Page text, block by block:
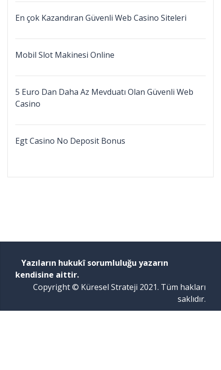
En çok Kazandıran Güvenli Web Casino Siteleri
Mobil Slot Makinesi Online
5 Euro Dan Daha Az Mevduatı Olan Güvenli Web
Casino
Egt Casino No Deposit Bonus
Yazıların hukukî sorumluluğu yazarın
kendisine aittir.
Copyright © Küresel Strateji 2021. Tüm hakları
saklıdır.